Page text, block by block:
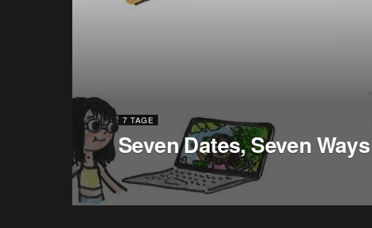
7 TAGE
Seven Dates, Seven Ways